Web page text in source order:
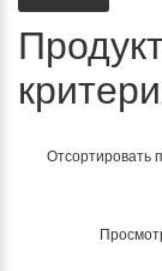
Отсортировать